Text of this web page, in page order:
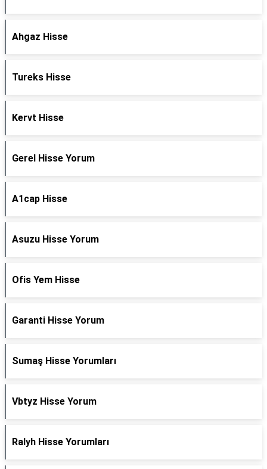
Ahgaz Hisse
Tureks Hisse
Kervt Hisse
Gerel Hisse Yorum
A1cap Hisse
Asuzu Hisse Yorum
Ofis Yem Hisse
Garanti Hisse Yorum
Sumaş Hisse Yorumları
Vbtyz Hisse Yorum
Ralyh Hisse Yorumları